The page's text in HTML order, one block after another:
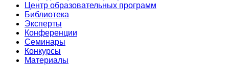
Центр образовательных программ
Библиотека
Эксперты
Конференции
Семинары
Конкурсы
Материалы